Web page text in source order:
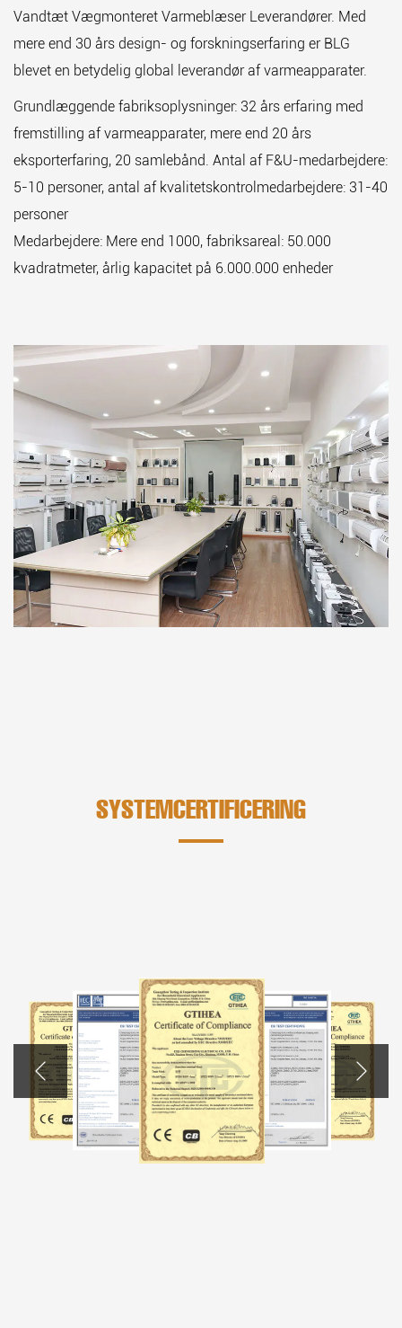
Vandtæt Vægmonteret Varmeblæser Leverandører. Med
mere end 30 års design- og forskningserfaring er BLG
blevet en betydelig global leverandør af varmeapparater.
Grundlæggende fabriksoplysninger: 32 års erfaring med
fremstilling af varmeapparater, mere end 20 års
eksporterfaring, 20 samlebånd. Antal af F&U-medarbejdere:
5-10 personer, antal af kvalitetskontrolmedarbejdere: 31-40
personer
Medarbejdere: Mere end 1000, fabriksareal: 50.000
kvadratmeter, årlig kapacitet på 6.000.000 enheder
SYSTEMCERTIFICERING